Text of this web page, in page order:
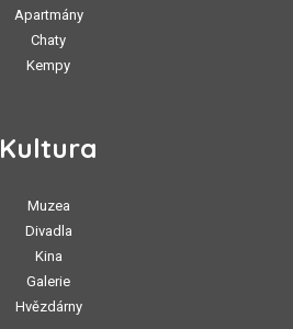
Apartmány
Chaty
Kempy
Kultura
Muzea
Divadla
Kina
Galerie
Hvězdárny